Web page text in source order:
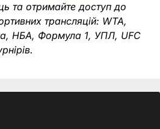
та отримайте доступ до
трансляцій: WTA,
НБА, Формула 1, УПЛ, UFC